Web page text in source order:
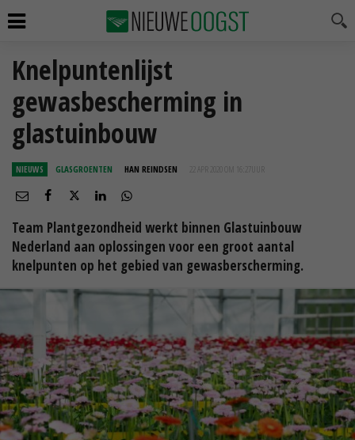
Knelpuntenlijst
gewasbescherming in
glastuinbouw
NIEUWS GLASGROENTEN HAN REINDSEN 22 APR 2020 OM 16:27
Team Plantgezondheid werkt binnen Glastuinbouw
Nederland aan oplossingen voor een groot aantal
knelpunten op het gebied van gewasberscherming.